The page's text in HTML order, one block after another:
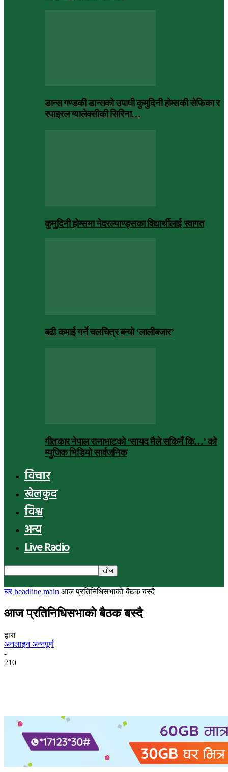
डान्स गण्डकी डान्सको उपाधी कुमुदिनी होम्सकी सेफिका र
स्पाइरल ग्यालेक्सीकी सिरिना…
कुमुदिनी होम्समा नेदरल्याण्ड्सका विद्यार्थीलाई स्वागत
बढी कमाई गर्ने चलचित्र बन्यो ‘लालीबजार’
गीतकार नेपाल रानाभाटको ‘सायद मैले सकिनँ कि…’ को
म्युजिक भिडियो सार्वजनिक
विचार
खेलकुद
विश्व
अन्य
Live Radio
घर headline main आज प्रतिनिधिसभाको बैठक बस्दै
आज प्रतिनिधिसभाको बैठक बस्दै
द्वारा
अनलाइन अन्नपूर्ण
-
210